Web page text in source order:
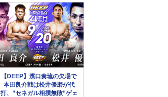
【DEEP】濱口奏琉の欠場で
本田良介戦は松井優磨が代
打、”セネガル相撲無敗”ゲェ